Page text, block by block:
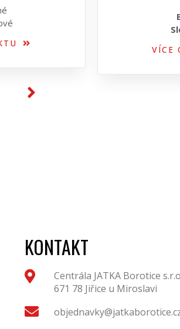
VÍCE
KONTAKT
Centrála JATKA Borotice
671 78 Jiřice u Miroslavi